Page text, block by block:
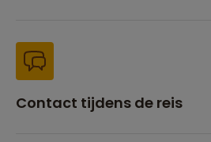
Contact tijdens de reis